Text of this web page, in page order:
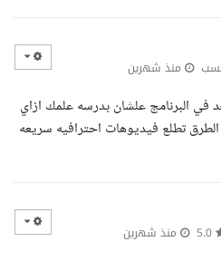
منذ شهرين
في البرنامج علشان بدرسه علمك ازاي
تطلع فيديوهات احترافيه سريعه
منذ شهرين